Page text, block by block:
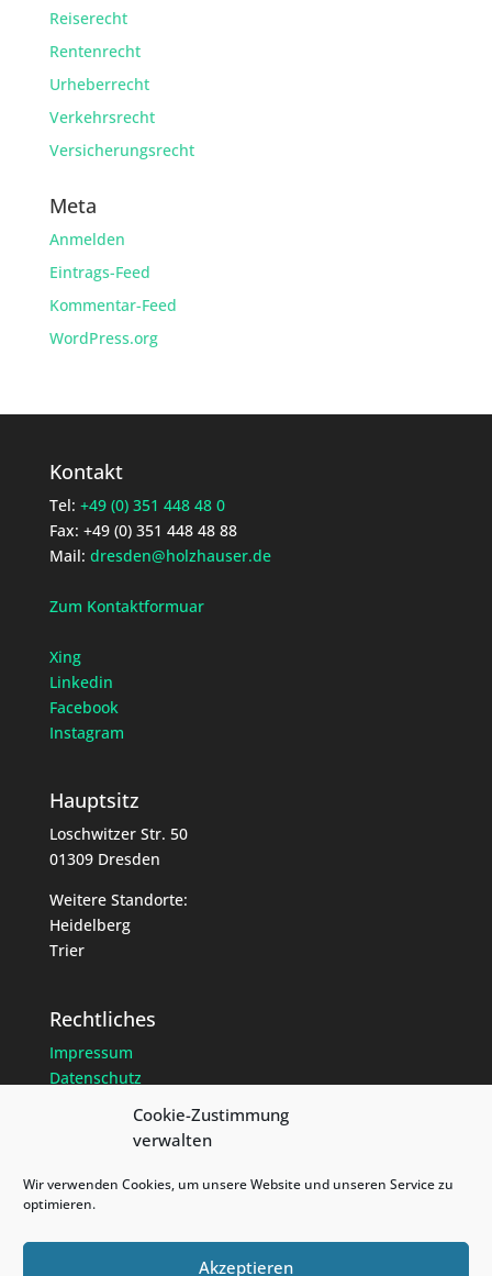
Cookie-Zustimmung
verwalten
Wir verwenden Cookies, um unsere Website und unseren Service zu
optimieren.
Akzeptieren
Reiserecht
Rentenrecht
Urheberrecht
Verkehrsrecht
Versicherungsrecht
Meta
Anmelden
Eintrags-Feed
Kommentar-Feed
WordPress.org
Kontakt
Tel: +49 (0) 351 448 48 0
Fax: +49 (0) 351 448 48 88
Mail: dresden@holzhauser.de
Zum Kontaktformuar
Xing
Linkedin
Facebook
Instagram
Hauptsitz
Loschwitzer Str. 50
01309 Dresden
Weitere Standorte:
Heidelberg
Trier
Rechtliches
Impressum
Datenschutz